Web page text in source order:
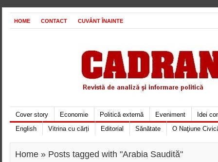
HOME CONTACT CUVÂNT ÎNAINTE
Cover story Economie Politică externă Eveniment
Idei
English
Vitrina cu cărți Editorial Sănătate O Naţiune
Home » Posts tagged with "Arabia Saudită"